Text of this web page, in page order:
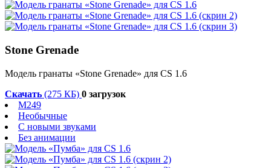
Stone Grenade
Модель гранаты «Stone Grenade» для CS 1.6
Скачать (275 КБ) 0 загрузок
M249
Необычные
С новыми звуками
Без анимации